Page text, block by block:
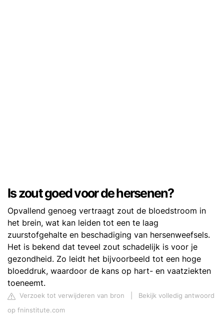
Is zout goed voor de hersenen?
Opvallend genoeg vertraagt zout de bloedstroom in
het brein, wat kan leiden tot een te laag
zuurstofgehalte en beschadiging van hersenweefsels.
Het is bekend dat teveel zout schadelijk is voor je
gezondheid. Zo leidt het bijvoorbeeld tot een hoge
bloeddruk, waardoor de kans op hart- en vaatziekten
toeneemt.
Verzoek tot verwijderen van bron
Bekijk volledig antwoord
op fninstitute.com